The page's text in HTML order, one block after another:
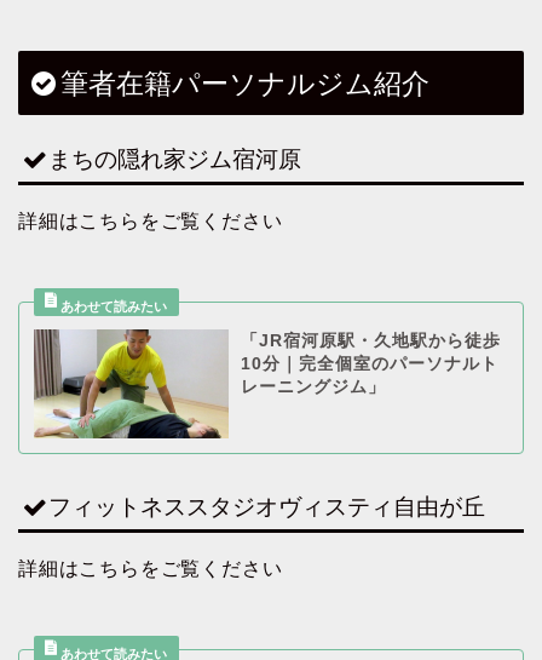
筆者在籍パーソナルジム紹介
まちの隠れ家ジム宿河原
詳細はこちらをご覧ください
「JR宿河原駅・久地駅から徒歩
10分｜完全個室のパーソナルト
レーニングジム」
フィットネススタジオヴィスティ自由が丘
詳細はこちらをご覧ください